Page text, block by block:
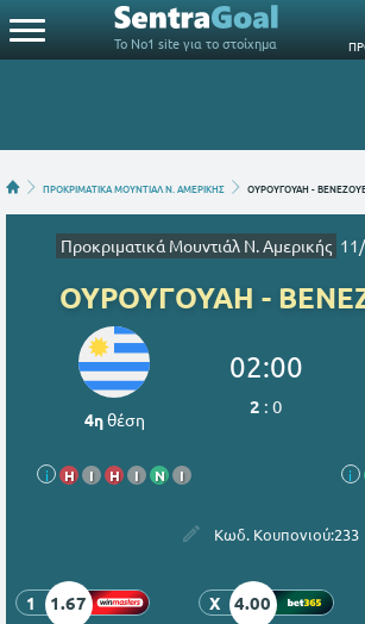
Το Νο1 site για το στοίχημα
ΠΡΟΚΡΙΜΑΤΙΚΑ ΜΟΥΝΤΙΑΛ N. ΑΜΕΡΙΚΗΣ ΟΥΡΟΥΓΟΥΑΗ -
Προκριματικά Μουντιάλ N. Αμερικής
ΟΥΡΟΥΓΟΥΑΗ -
4ηθέση
i Η Ι Η Ι Ν Ι
02:00
2 :0
i
Κωδ. Κουπονιού:233
1 1.67 X 4.00